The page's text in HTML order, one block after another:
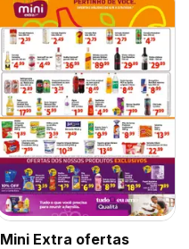
Mini Extra ofertas